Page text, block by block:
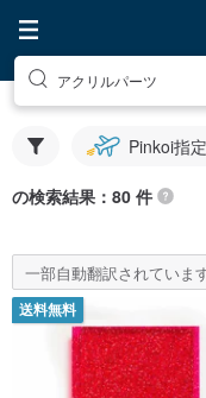
アクリルパーツ
Pinkoi指
の検索結果：80 件
一部自動翻訳されていま
送料無料